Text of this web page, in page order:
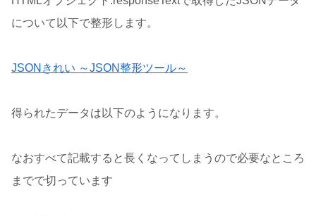
について以下で整形します。
JSONきれい ～JSON整形ツール～
得られたデータは以下のようになります。
なおすべて記載すると長くなってしまうので必要なところ
までで切っています